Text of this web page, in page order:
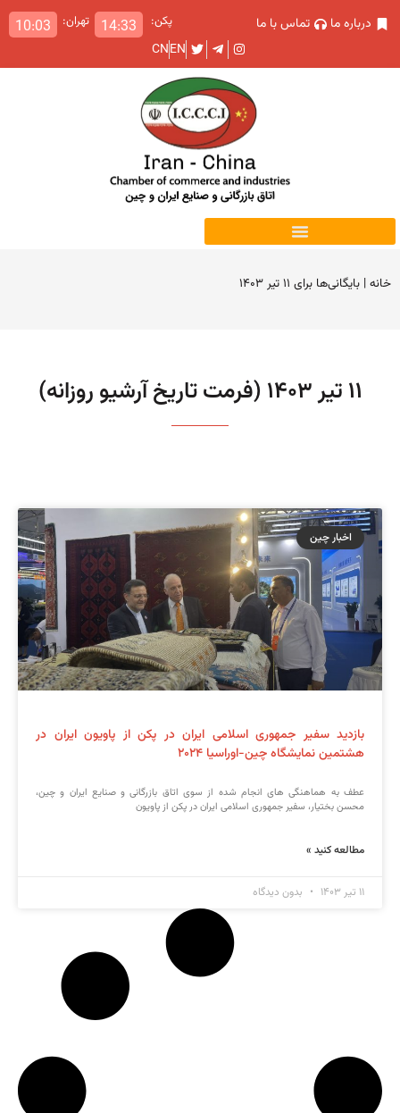
درباره ما تماس با ما پکن: 14:33 تهران: 10:03
EN
CN
خانه| بایگانی‌ها برای ۱۱ تیر ۱۴۰۳
۱۱ تیر ۱۴۰۳ (فرمت تاریخ آرشیو روزانه)
اخبار چین
بازدید سفیر جمهوری اسلامی ایران در پکن از پاویون ایران در
هشتمین نمایشگاه چین-اوراسیا ۲۰۲۴
عطف به هماهنگی های انجام شده از سوی اتاق بازرگانی و صنایع ایران و چین،
محسن بختیار، سفیر جمهوری اسلامی ایران در پکن از پاویون
مطالعه کنید »
۱۱ تیر ۱۴۰۳ بدون دیدگاه